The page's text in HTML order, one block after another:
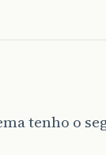
tenho o